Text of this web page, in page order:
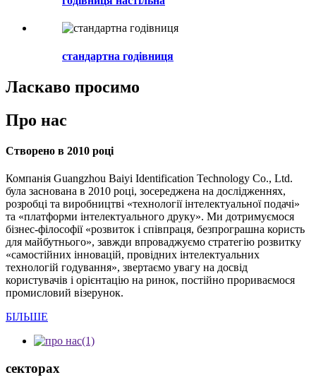
стандартна годівниця
Ласкаво просимо
Про нас
Створено в 2010 році
Компанія Guangzhou Baiyi Identification Technology Co., Ltd.
була заснована в 2010 році, зосереджена на дослідженнях,
розробці та виробництві «технології інтелектуальної подачі»
та «платформи інтелектуального друку». Ми дотримуємося
бізнес-філософії «розвиток і співпраця, безпрограшна користь
для майбутнього», завжди впроваджуємо стратегію розвитку
«самостійних інновацій, провідних інтелектуальних
технологій годування», звертаємо увагу на досвід
користувачів і орієнтацію на ринок, постійно прориваємося
промисловий візерунок.
БІЛЬШЕ
секторах